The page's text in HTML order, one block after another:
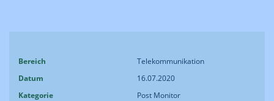
Bereich
Telekommunikation
Datum
16.07.2020
Kategorie
Post Monitor